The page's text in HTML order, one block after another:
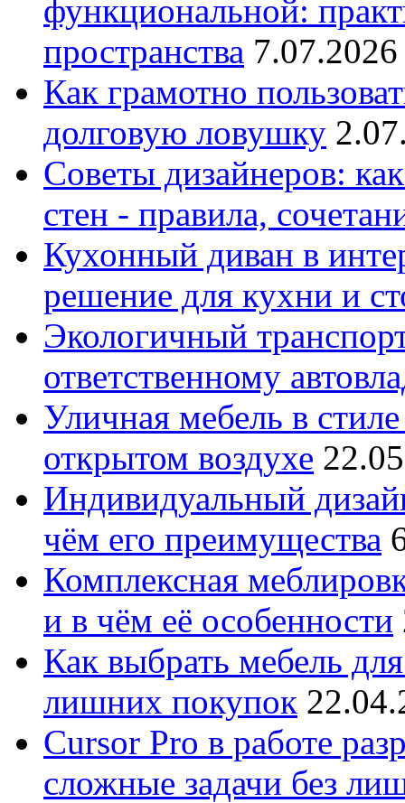
функциональной:
пространства
Как грамотно
долговую ловушку
Советы дизайнеров:
стен - правила,
Кухонный диван в
решение для кухни и
Экологичный
ответственному
Уличная мебель в
открытом воздухе
Индивидуальный
чём его преимущества
Комплексная
и в чём её особенности
Как выбрать мебель
лишних покупок
Cursor Pro в работе
сложные задачи без